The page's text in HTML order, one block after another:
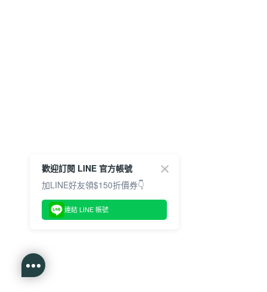
歡迎訂閱 LINE 官方帳號
加LINE好友領$150折價券👇
連結 LINE 帳號